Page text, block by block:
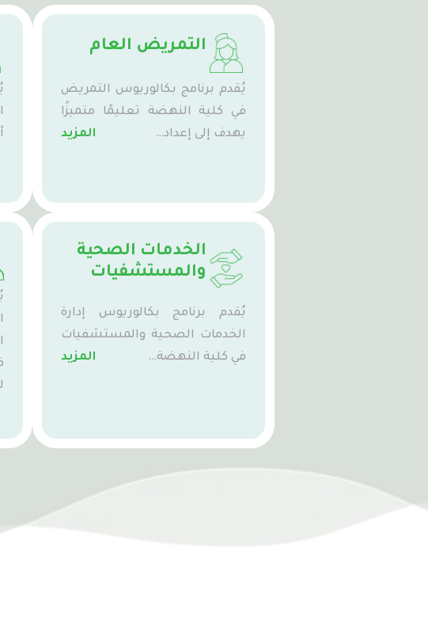
التمريض العام
يُقدم برنامج بكالوريوس التمريض
في كلية النهضة تعليمًا متميزًا
يهدف إلى إعداد…
المزيد
الخدمات الصحية
والمستشفيات
يُقدم برنامج بكالوريوس إدارة
الخدمات الصحية والمستشفيات
في كلية النهضة…
المزيد